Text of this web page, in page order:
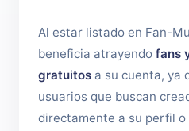
Al estar listado en Fan-
beneficia atrayendo fans
gratuitos a su cuenta, ya
usuarios que buscan
directamente a su perfil